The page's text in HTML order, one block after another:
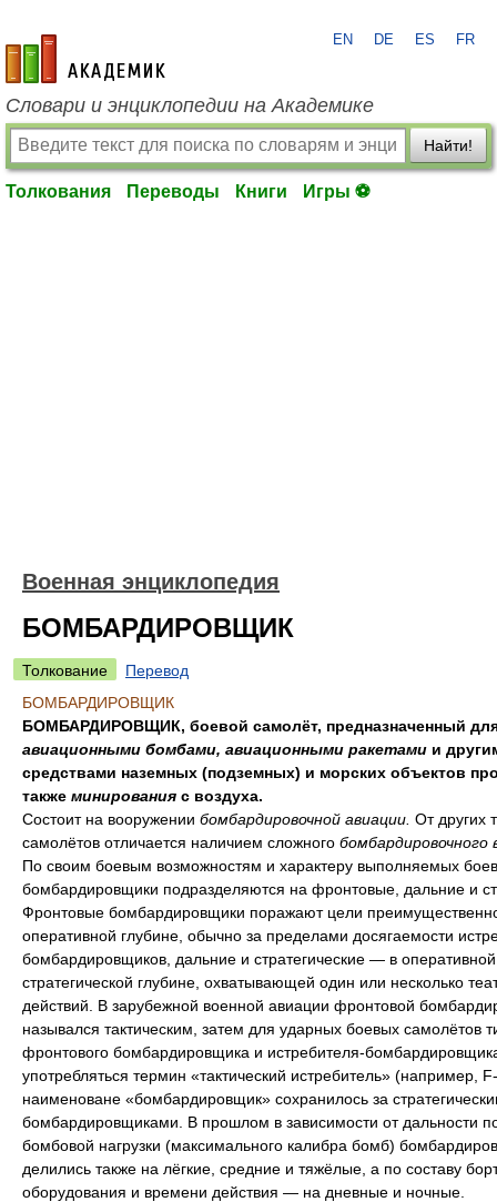
academic.ru
EN DE ES FR
Словари и энциклопедии на Академике
Найти!
Толкования Переводы Книги Игры ⚽
Военная энциклопедия
БОМБАРДИРОВЩИК
Толкование
Перевод
БОМБАРДИРОВЩИК
БОМБАРДИРОВЩИК, боевой самолёт, предназначенный
авиационными бомбами, авиационными ракетами и
средствами наземных (подземных) и морских объектов
также минирования с воздуха.
Состоит на вооружении бомбардировочной авиации. От других
самолётов отличается наличием сложного бомбардировочного
По своим боевым возможностям и характеру выполняемых
бомбардировщики подразделяются на фронтовые, дальние и
Фронтовые бомбардировщики поражают цели
оперативной глубине, обычно за пределами досягаемости
бомбардировщиков, дальние и стратегические — в
стратегической глубине, охватывающей один или несколько
действий. В зарубежной военной авиации фронтовой
назывался тактическим, затем для ударных боевых самолётов
фронтового бомбардировщика и истребителя-
употребляться термин «тактический истребитель» (например,
наименоване «бомбардировщик» сохранилось за
бомбардировщиками. В прошлом в зависимости от дальности
бомбовой нагрузки (максимального калибра бомб)
делились также на лёгкие, средние и тяжёлые, а по составу
оборудования и времени действия — на дневные и ночные.